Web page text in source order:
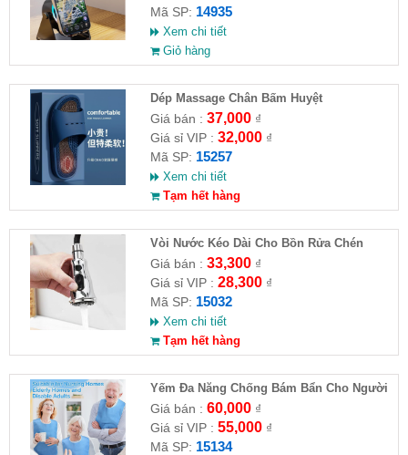
Mã SP: 14935
Xem chi tiết
Giỏ hàng
Dép Massage Chân Bấm Huyệt
Giá bán : 37,000₫
Giá sỉ VIP : 32,000₫
Mã SP: 15257
Xem chi tiết
Tạm hết hàng
Vòi Nước Kéo Dài Cho Bồn Rửa Chén
Giá bán : 33,300₫
Giá sỉ VIP : 28,300₫
Mã SP: 15032
Xem chi tiết
Tạm hết hàng
Yếm Đa Năng Chống Bám Bẩn Cho Người
Cao Tuổi
Giá bán : 60,000₫
Giá sỉ VIP : 55,000₫
Mã SP: 15134